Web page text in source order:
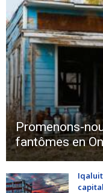
Promenons-
fantômes en